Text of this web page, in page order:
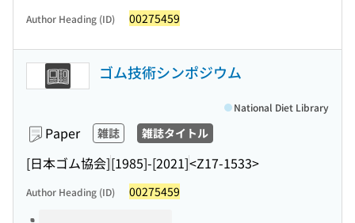
Author Heading (ID) 00275459
ゴム技術シンポジウム
Paper 雑誌 雑誌タイトル
[日本ゴム協会][1985]-[2021]<Z17-1533>
National Diet Library
Author Heading (ID) 00275459
Volumes of this title